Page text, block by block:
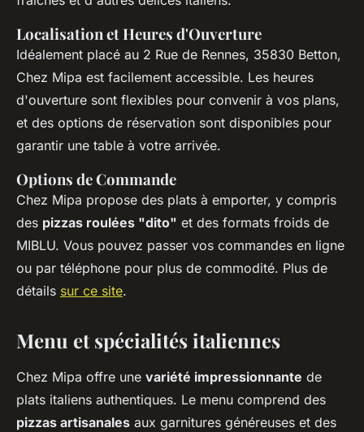
Localisation et Heures d'Ouverture
Idéalement placé au 2 Rue de Rennes, 35830 Betton,
Chez Mipa est facilement accessible. Les heures
d'ouverture sont flexibles pour convenir à vos plans,
et des options de réservation sont disponibles pour
garantir une table à votre arrivée.
Options de Commande
Chez Mipa propose des plats à emporter, y compris
des pizzas roulées "dito" et des formats froids de
MIBLU. Vous pouvez passer vos commandes en ligne
ou par téléphone pour plus de commodité. Plus de
détails sur ce site.
Menu et spécialités italiennes
Chez Mipa offre une variété impressionnante de
plats italiens authentiques. Le menu comprend des
pizzas artisanales aux garnitures généreuses et des